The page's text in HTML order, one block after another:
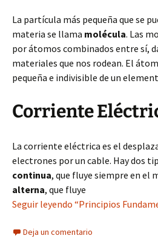
La partícula más pequeña que se
materia se llama molécula. Las
por átomos combinados entre sí,
materiales que nos rodean. El
pequeña e indivisible de un
Corriente
La corriente eléctrica es el
electrones por un cable. Hay dos
continua, que fluye siempre en el
alterna, que fluye
Seguir leyendo “Principios
Deja un comentario